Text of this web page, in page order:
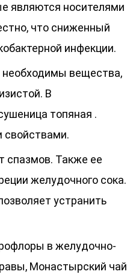
являются носителями
что сниженный
инфекции.
необходимы вещества,
В
топяная .
свойствами.
спазмов. Также ее
желудочного сока.
устранить
в желудочно-
Монастырский чай